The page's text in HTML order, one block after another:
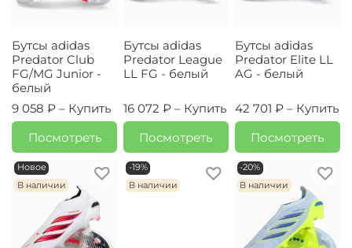
Бутсы adidas
Predator Club
FG/MG Junior -
белый
9 058 ₽ – Купить
Посмотреть
Бутсы adidas
Predator League
LL FG - белый
16 072 ₽ – Купить
Посмотреть
Бутсы adidas
Predator Elite LL
AG - белый
42 701 ₽ – Купить
Посмотреть
Новое
В наличии
-19%
В наличии
-20%
В наличии